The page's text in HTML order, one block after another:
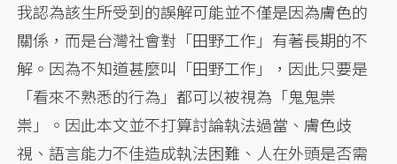
我認為該生所受到的誤解可能並不僅是因為膚色的
關係，而是台灣社會對「田野工作」有著長期的不
解。因為不知道甚麼叫「田野工作」，因此只要是
「看來不熟悉的行為」都可以被視為「鬼鬼祟
祟」。因此本文並不打算討論執法過當、膚色歧
視、語言能力不佳造成執法困難、人在外頭是否需